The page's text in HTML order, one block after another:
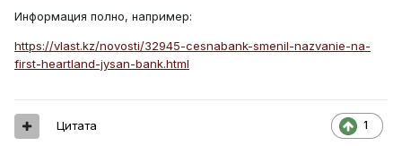
Информация полно, например:
https://vlast.kz/novosti/32945-cesnabank-smenil-nazvanie-na-
first-heartland-jysan-bank.html
1
Цитата